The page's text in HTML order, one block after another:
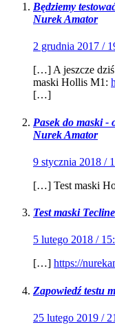
Będziemy
Nurek Amator
2 grudnia 2017 /
[…] A jeszcze dziś
maski Hollis M1:
[…]
Pasek do maski -
Nurek Amator
9 stycznia 2018 /
[…] Test maski
Test maski
5 lutego 2018 /
[…] https://
Zapowiedź testu
25 lutego 2019 /